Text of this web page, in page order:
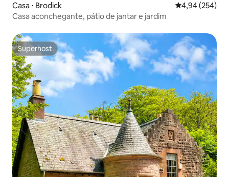
Casa ⋅ Brodick 4,94 de uma
4,94 (254)
Casa aconchegante, pátio de jantar e jardim
Superhost
Superhost